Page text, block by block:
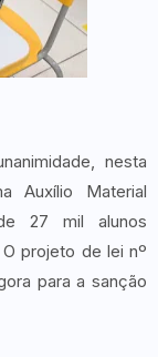
nesta
Auxílio Material
27 mil alunos
projeto de lei nº
para a sanção